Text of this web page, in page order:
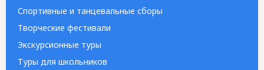
Спортивные и танцевальные сборы
Творческие фестивали
Экскурсионные туры
Туры для школьников